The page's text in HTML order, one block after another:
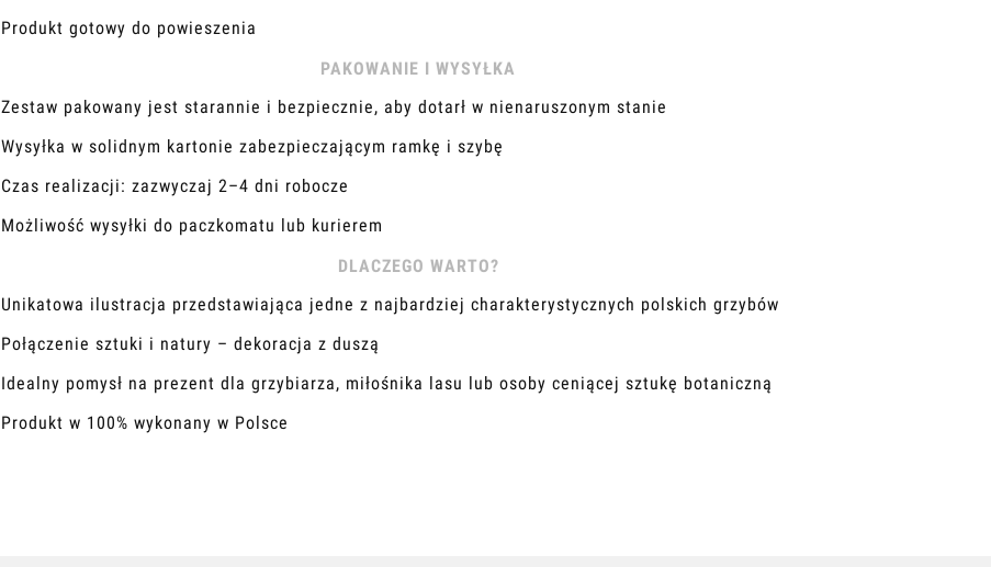
Produkt gotowy do powieszenia
PAKOWANIE I WYSYŁKA
Zestaw pakowany jest starannie i bezpiecznie, aby dotarł w nienaruszonym stanie
Wysyłka w solidnym kartonie zabezpieczającym ramkę i szybę
Czas realizacji: zazwyczaj 2–4 dni robocze
Możliwość wysyłki do paczkomatu lub kurierem
DLACZEGO WARTO?
Unikatowa ilustracja przedstawiająca jedne z najbardziej charakterystycznych polskich grzybów
Połączenie sztuki i natury – dekoracja z duszą
Idealny pomysł na prezent dla grzybiarza, miłośnika lasu lub osoby ceniącej sztukę botaniczną
Produkt w 100% wykonany w Polsce